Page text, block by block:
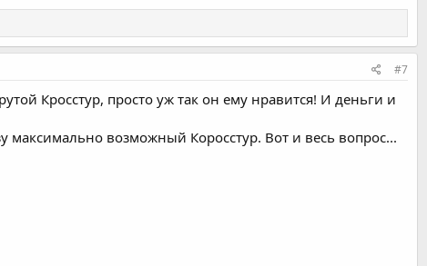
#7
Кросстур, просто уж так он ему нравится! И деньги и
возможный Коросстур. Вот и весь вопрос...